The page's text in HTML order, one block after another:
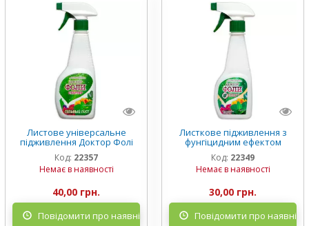
Листове універсальне
підживлення Доктор Фолі
стартер 500 мл
Код: 22357
Немає в наявності
40,00 грн.
Повідомити про наявність
Листкове підживлення з
фунгіцидним ефектом
Доктор Фолі від грибків,
хвороб і гнилей 300 мл
Код: 22349
Немає в наявності
30,00 грн.
Повідомити про